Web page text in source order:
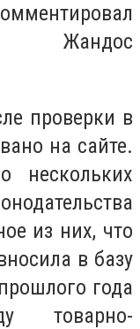
Жандос
проверки в
на сайте.
нескольких
из них, что
в базу
года
товарно-